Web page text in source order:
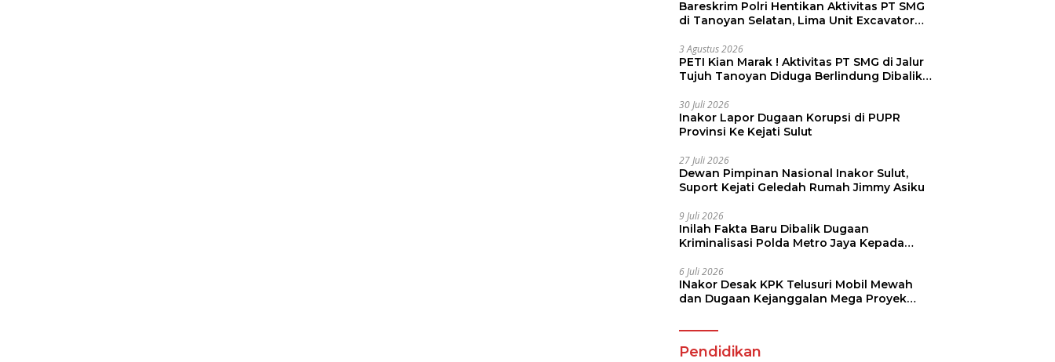
Bareskrim Polri Hentikan Aktivitas PT SMG
di Tanoyan Selatan, Lima Unit Excavator
3 Agustus 2026
PETI Kian Marak ! Aktivitas PT SMG di Jalur
Tujuh Tanoyan Diduga Berlindung Dibalik
30 Juli 2026
Inakor Lapor Dugaan Korupsi di PUPR
Provinsi Ke Kejati Sulut
27 Juli 2026
Dewan Pimpinan Nasional Inakor Sulut,
Suport Kejati Geledah Rumah Jimmy Asiku
9 Juli 2026
Inilah Fakta Baru Dibalik Dugaan
Kriminalisasi Polda Metro Jaya Kepada
6 Juli 2026
INakor Desak KPK Telusuri Mobil Mewah
dan Dugaan Kejanggalan Mega Proyek
Pendidikan